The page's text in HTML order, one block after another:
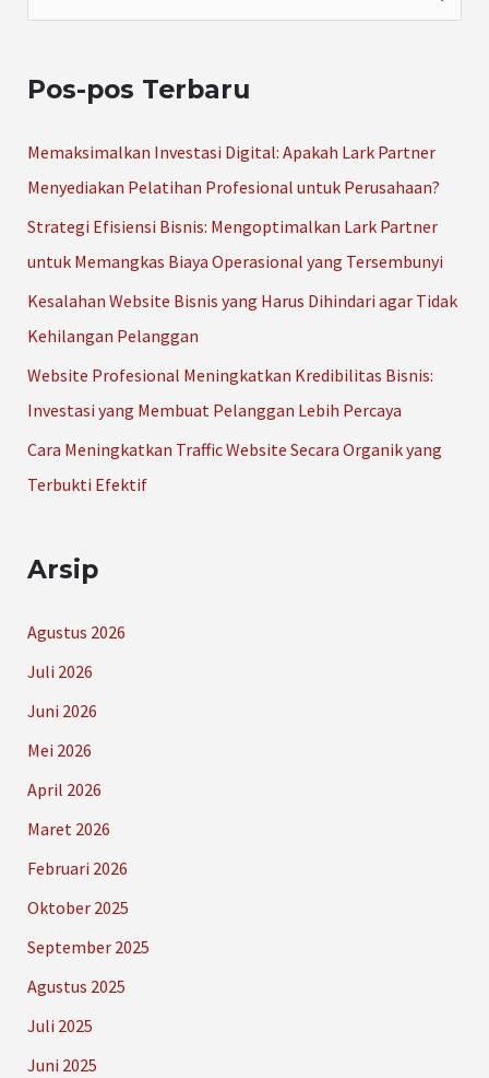
i
:
Pos-pos Terbaru
Memaksimalkan Investasi Digital: Apakah Lark Partner
Menyediakan Pelatihan Profesional untuk Perusahaan?
Strategi Efisiensi Bisnis: Mengoptimalkan Lark Partner
untuk Memangkas Biaya Operasional yang Tersembunyi
Kesalahan Website Bisnis yang Harus Dihindari agar Tidak
Kehilangan Pelanggan
Website Profesional Meningkatkan Kredibilitas Bisnis:
Investasi yang Membuat Pelanggan Lebih Percaya
Cara Meningkatkan Traffic Website Secara Organik yang
Terbukti Efektif
Arsip
Agustus 2026
Juli 2026
Juni 2026
Mei 2026
April 2026
Maret 2026
Februari 2026
Oktober 2025
September 2025
Agustus 2025
Juli 2025
Juni 2025